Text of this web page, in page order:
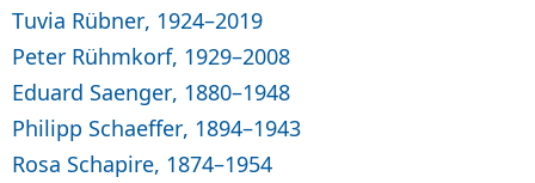
Tuvia Rübner, 1924–2019
Peter Rühmkorf, 1929–2008
Eduard Saenger, 1880–1948
Philipp Schaeffer, 1894–1943
Rosa Schapire, 1874–1954